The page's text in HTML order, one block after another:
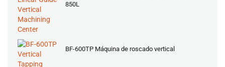
850L
BF-600TP Máquina de roscado vertical